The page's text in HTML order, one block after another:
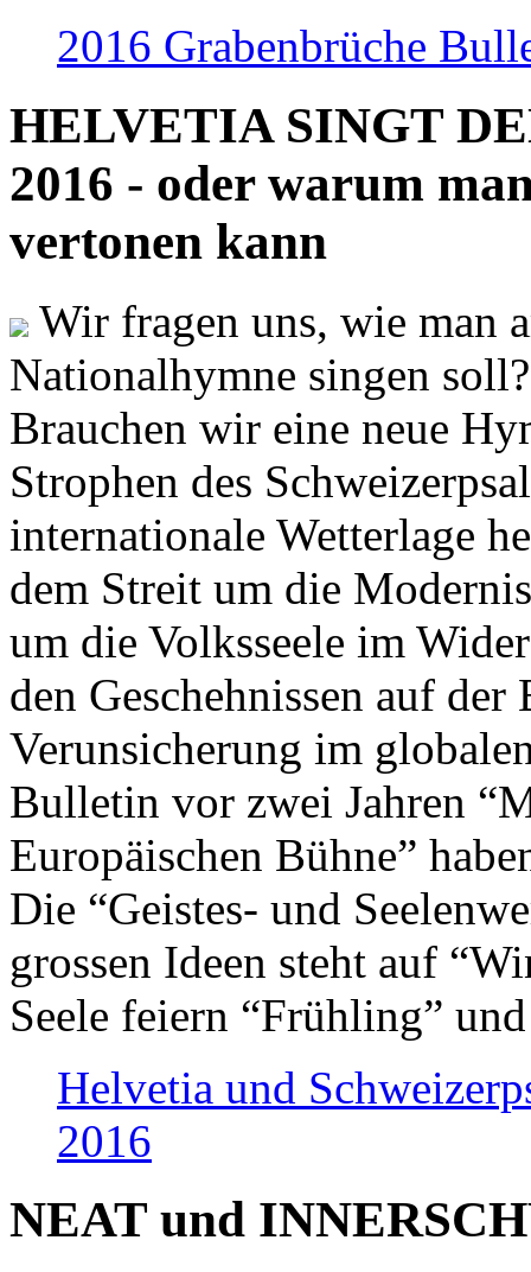
2016 Grabenbrüche
HELVETIA SINGT
2016 - oder warum
vertonen kann
Wir fragen uns, wie man
Nationalhymne singen
Brauchen wir eine neue
Strophen des
internationale Wetterlage
dem Streit um die
um die Volksseele im
den Geschehnissen auf
Verunsicherung im
Bulletin vor zwei Jahren
Europäischen Bühne”
Die “Geistes- und
grossen Ideen steht auf
Seele feiern “Frühling”
Helvetia und
2016
NEAT und